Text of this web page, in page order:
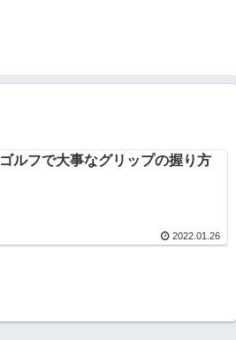
ゴルフで大事なグリップの握り方
2022.01.26